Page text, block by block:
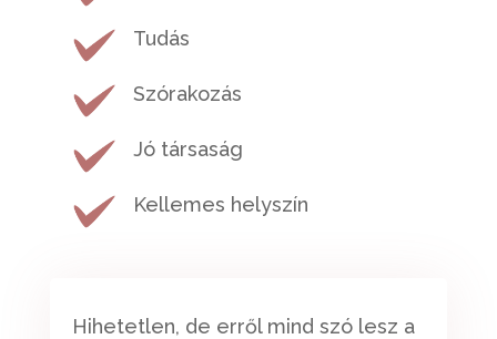
Tudás
Szórakozás
Jó társaság
Kellemes helyszín
Hihetetlen, de erről mind szó lesz a